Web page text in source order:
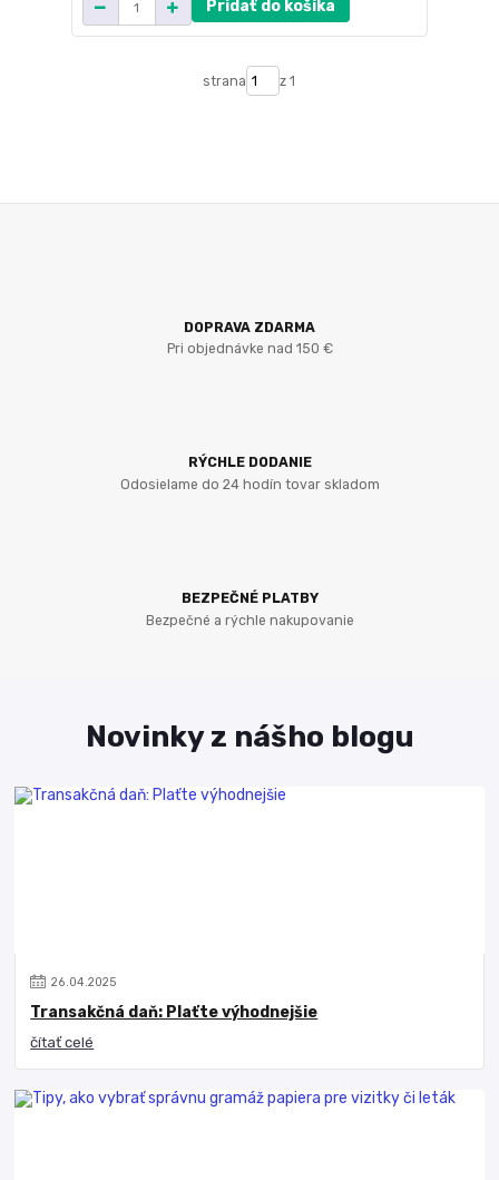
Pridať do košíka
strana z 1
DOPRAVA ZDARMA
Pri objednávke nad 150 €
RÝCHLE DODANIE
Odosielame do 24 hodín tovar skladom
BEZPEČNÉ PLATBY
Bezpečné a rýchle nakupovanie
Novinky z nášho blogu
26.04.2025
Transakčná daň: Plaťte výhodnejšie
čítať celé